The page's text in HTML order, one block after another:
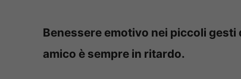
Benessere emotivo nei piccoli gesti
amico è sempre in ritardo.